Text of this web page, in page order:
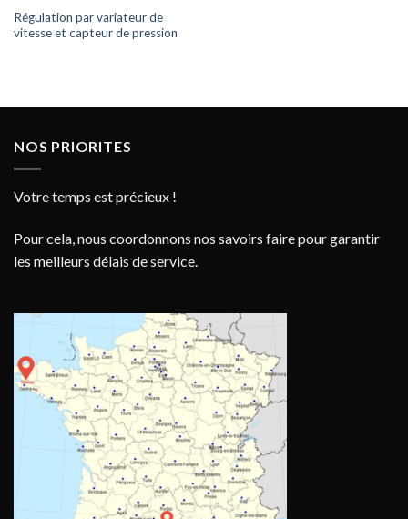
Régulation par variateur de
vitesse et capteur de pression
NOS PRIORITES
Votre temps est précieux !
Pour cela, nous coordonnons nos savoirs faire pour garantir
les meilleurs délais de service.